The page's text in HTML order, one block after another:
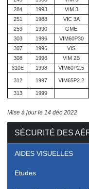
SÉCURITÉ DES
AIDES VISUELLES
Etudes
284
1993 VIM 3
251
1988 VIC 3A
259
1990
GME
303
1996 VIM60P30
307
1996 VIS
308
1996 VIM 2B
310E
1998 VIM60P2.5
312 1997 VIM65P2.2
313 1999
Mise à jour le 14 déc 2022